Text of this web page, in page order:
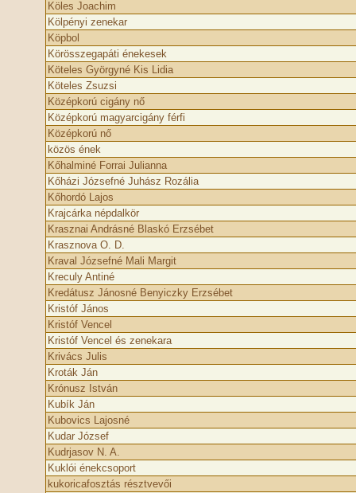
Köles Joachim
Kölpényi zenekar
Köpbol
Körösszegapáti énekesek
Köteles Györgyné Kis Lidia
Köteles Zsuzsi
Középkorú cigány nő
Középkorú magyarcigány férfi
Középkorú nő
közös ének
Kőhalminé Forrai Julianna
Kőházi Józsefné Juhász Rozália
Kőhordó Lajos
Krajcárka népdalkör
Krasznai Andrásné Blaskó Erzsébet
Krasznova O. D.
Kraval Józsefné Mali Margit
Kreculy Antiné
Kredátusz Jánosné Benyiczky Erzsébet
Kristóf János
Kristóf Vencel
Kristóf Vencel és zenekara
Krivács Julis
Kroták Ján
Krónusz István
Kubík Ján
Kubovics Lajosné
Kudar József
Kudrjasov N. A.
Kuklói énekcsoport
kukoricafosztás résztvevői